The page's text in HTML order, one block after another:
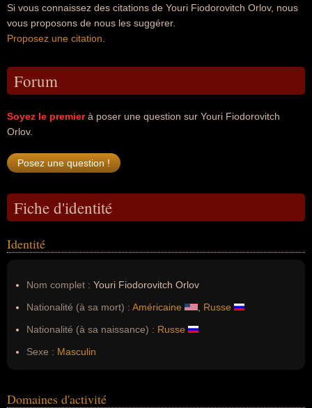
Si vous connaissez des citations de Youri Fiodorovitch Orlov, nous
vous proposons de nous les suggérer.
Proposez une citation
Forum
Soyez le premierà poser une question sur Youri Fiodorovitch
Orlov.
Fiche d'identité
Identité
Nom complet : Youri Fiodorovitch Orlov
Nationalité (à sa mort) : Américaine
Russe
Nationalité (à sa naissance) : Russe
Sexe : Masculin
Domaines d'activité